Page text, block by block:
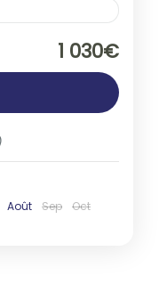
1 030€
Août Sep
Oct